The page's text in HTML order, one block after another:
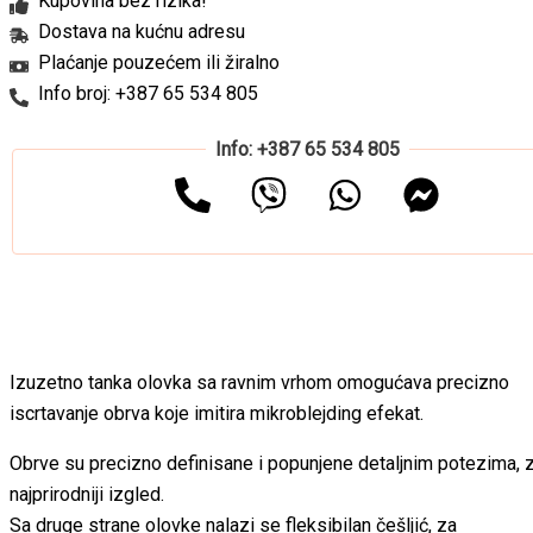
Dostava na kućnu adresu
Plaćanje pouzećem ili žiralno
Info broj: +387 65 534 805
Info: +387 65 534 805
Izuzetno tanka olovka sa ravnim vrhom omogućava precizno
iscrtavanje obrva koje imitira mikroblejding efekat.
Obrve su precizno definisane i popunjene detaljnim potezima,
najprirodniji izgled.
Sa druge strane olovke nalazi se fleksibilan češljić, za